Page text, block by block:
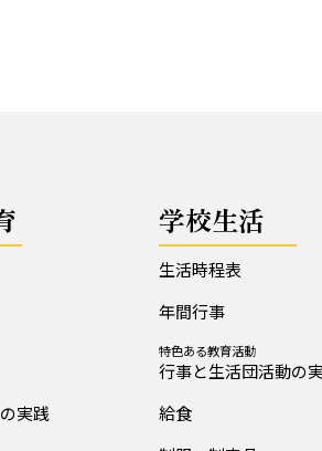
実践
学校生活
生活時程表
年間行事
特色ある教育活動
行事と生活団活動の
給食